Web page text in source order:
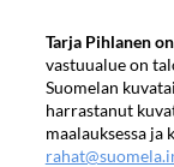
Tarja Pihlanen
vastuualue on
Suomelan
harrastanut
maalauksessa ja